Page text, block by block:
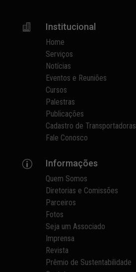
 Institucional
Home
Serviços
Notícias
Eventos e Reuniões
Cursos
Palestras
Publicações
Cadastro de Transportadoras
Fale Conosco
p Informações
Quem Somos
Diretorias e Comissões
Parceiros
Fotos
Seja um Associado
Imprensa
Revista
Prêmio de Sustentabilidade